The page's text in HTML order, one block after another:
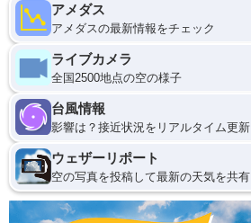
アメダス
アメダスの最新情報をチェック
ライブカメラ
全国2500地点の空の様子
台風情報
影響は？接近状況をリアルタイム更新
ウェザーリポート
空の写真を投稿して最新の天気を共有